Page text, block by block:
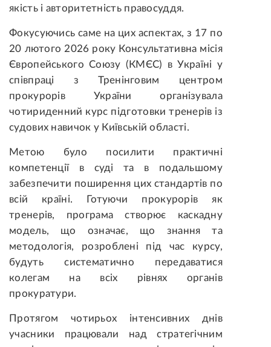
якість і авторитетність правосуддя.
Фокусуючись саме на цих аспектах, з 17 по
20 лютого 2026 року Консультативна місія
Європейського Союзу (КМЄС) в Україні у
співпраці з Тренінговим центром
прокурорів України організувала
чотириденний курс підготовки тренерів із
судових навичок у Київській області.
Метою було посилити практичні
компетенції в суді та в подальшому
забезпечити поширення цих стандартів по
всій країні. Готуючи прокурорів як
тренерів, програма створює каскадну
модель, що означає, що знання та
методологія, розроблені під час курсу,
будуть систематично передаватися
колегам на всіх рівнях органів
прокуратури.
Протягом чотирьох інтенсивних днів
учасники працювали над стратегічним